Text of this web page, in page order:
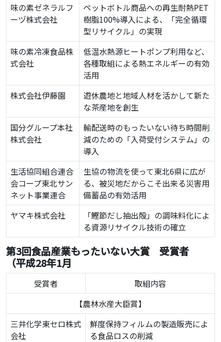
味の素ゼネラルフ
ーヅ株式会社
ペットボトル商品への再生耐熱PET
樹脂100%導入による、「完全循環
型リサイクル」の実現
味の素冷凍食品株
式会社
低温水熱源ヒートポンプ利用など、
各種取組による熱エネルギーの有効
活用
株式会社伊藤園
遊休農地と地域人材を活かして新た
な茶産地を創生
国分グループ本社
株式会社
輸配送時のもったいない待ち時間削
減のための「入荷受付システム」の
導入
生活協同組合連合
会コープ東北サン
ネット事業連合
生協の物流を使って東北6県に広が
る、被災地だからこそ出来る災害用
備蓄品の有効活用
ヤマキ株式会社
「鰹節だし抽出殻」の調味料化によ
る資源リサイクル技術の確立
第3回食品産業もったいない大賞 受賞者
（平成28年1月
受賞者
取組内容
【農林水産大臣賞】
三井化学東セロ株式
会社
鮮度保持フィルムの製造販売によ
る食品ロスの削減